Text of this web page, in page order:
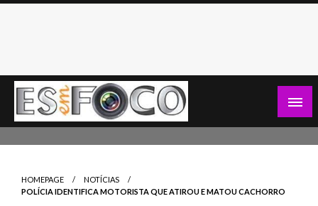
Skip
HOMEPAGE
NOTÍCIAS
POLÍCIA IDENTIFICA MOTORISTA QUE ATIROU E MATOU CACHORRO